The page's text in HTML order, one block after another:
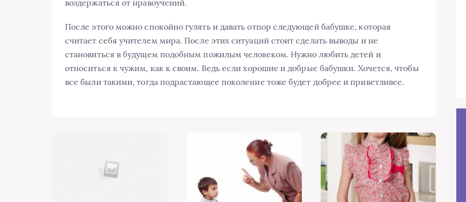
воздержаться от нравоучений.
После этого можно спокойно гулять и давать отпор следующей бабушке, которая
считает себя учителем мира. После этих ситуаций стоит сделать выводы и не
становиться в будущем подобным пожилым человеком. Нужно любить детей и
относиться к чужим, как к своим. Ведь если хорошие и добрые бабушки. Хочется, чтобы
все были такими, тогда подрастающее поколение тоже будет добрее и приветливее.